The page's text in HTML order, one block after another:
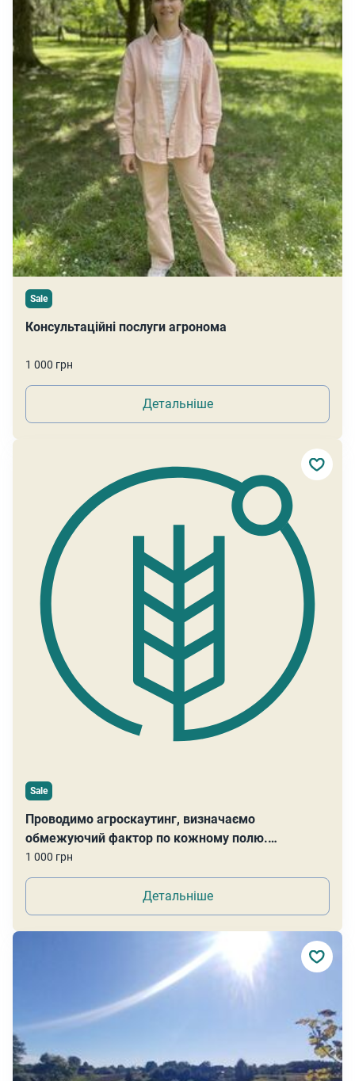
Sale
Консультаційні послуги агронома
1 000 грн
Детальніше
Sale
Проводимо агроскаутинг, визначаємо
обмежуючий фактор по кожному полю.
Проводимо листкову діагностику
1 000 грн
Детальніше